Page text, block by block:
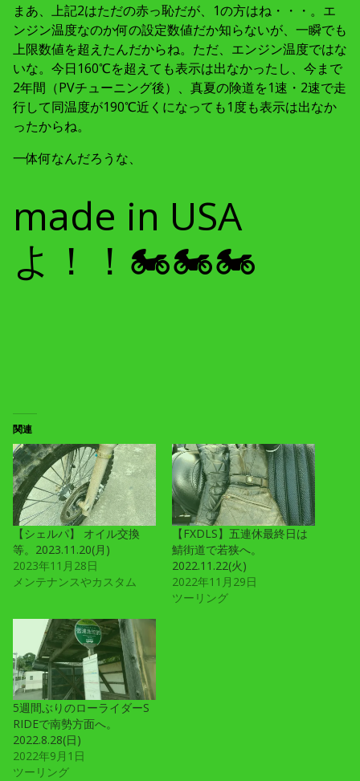
まあ、上記2はただの赤っ恥だが、1の方はね・・・。エ
ンジン温度なのか何の設定数値だか知らないが、一瞬でも
上限数値を超えたんだからね。ただ、エンジン温度ではな
いな。今日160℃を超えても表示は出なかったし、今まで
2年間（PVチューニング後）、真夏の険道を1速・2速で走
行して同温度が190℃近くになっても1度も表示は出なか
ったからね。
一体何なんだろうな、
made in USA
よ！！🏍🏍🏍
関連
【シェルパ】 オイル交換
等。2023.11.20(月)
2023年11月28日
メンテナンスやカスタム
【FXDLS】五連休最終日は
鯖街道で若狭へ。
2022.11.22(火)
2022年11月29日
ツーリング
5週間ぶりのローライダーS
RIDEで南勢方面へ。
2022.8.28(日)
2022年9月1日
ツーリング